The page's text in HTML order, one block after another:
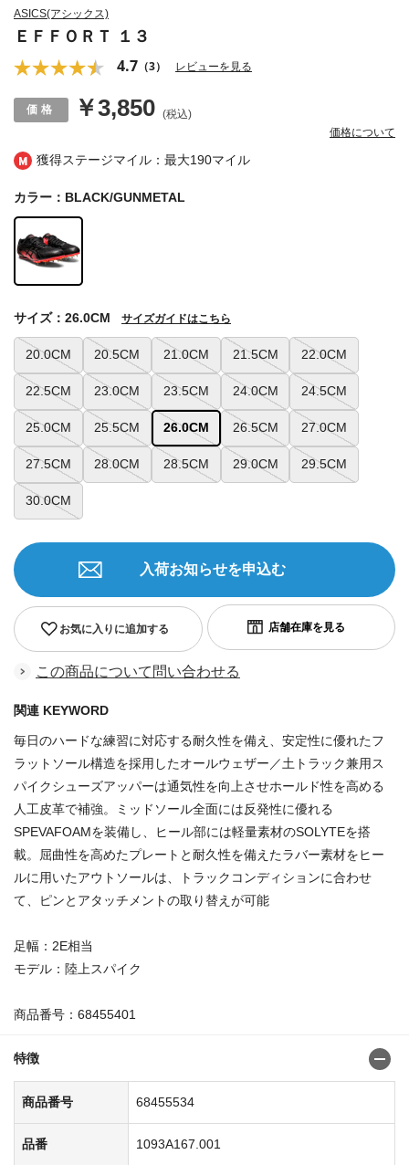
獲得ステージマイル：最大190マイル
ASICS(アシックス)
ＥＦＦＯＲＴ １３
4.7 （3） レビューを見る
￥3,850 (税込)
価格について
カラー：BLACK/GUNMETAL
20.0CM 20.5CM 21.0CM 21.5CM 22.0CM
22.5CM 23.0CM 23.5CM 24.0CM 24.5CM
25.0CM 25.5CM 26.0CM 26.5CM 27.0CM
27.5CM 28.0CM 28.5CM 29.0CM 29.5CM
30.0CM
サイズ：26.0CM サイズガイドはこちら
お気に入りに追加する
入荷お知らせを申込む
この商品について問い合わせる
関連 KEYWORD
毎日のハードな練習に対応する耐久性を備え、安定性に優れたフ
ラットソール構造を採用したオールウェザー／土トラック兼用ス
パイクシューズアッパーは通気性を向上させホールド性を高める
人工皮革で補強。ミッドソール全面には反発性に優れる
SPEVAFOAMを装備し、ヒール部には軽量素材のSOLYTEを搭
載。屈曲性を高めたプレートと耐久性を備えたラバー素材をヒー
ルに用いたアウトソールは、トラックコンディションに合わせ
て、ピンとアタッチメントの取り替えが可能
足幅：2E相当
モデル：陸上スパイク
商品番号：68455401
特徴
商品番号 68455534
品番 1093A167.001